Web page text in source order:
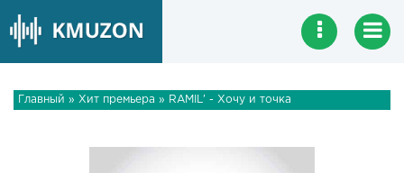
Главный » Хит премьера » RAMIL' - Хочу и точка